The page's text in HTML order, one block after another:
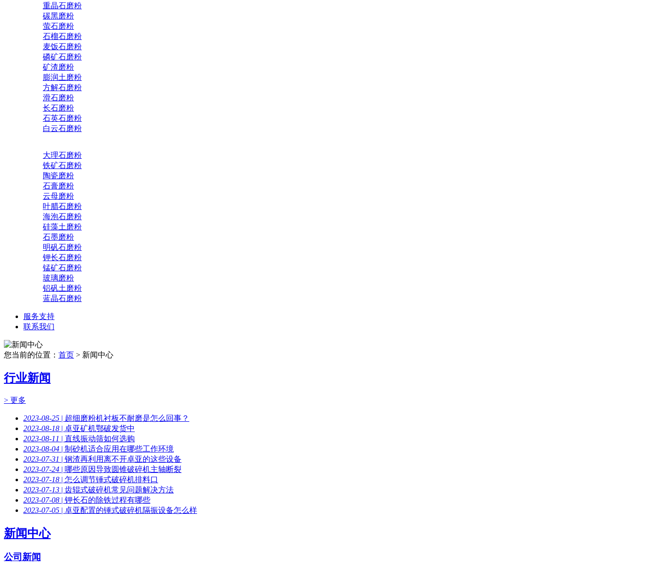
重晶石磨粉
碳黑磨粉
萤石磨粉
石榴石磨粉
麦饭石磨粉
磷矿石磨粉
矿渣磨粉
膨润土磨粉
方解石磨粉
滑石磨粉
长石磨粉
石英石磨粉
白云石磨粉
大理石磨粉
铁矿石磨粉
陶瓷磨粉
石膏磨粉
云母磨粉
叶腊石磨粉
海泡石磨粉
硅藻土磨粉
石墨磨粉
明矾石磨粉
钾长石磨粉
锰矿石磨粉
玻璃磨粉
铝矾土磨粉
蓝晶石磨粉
服务支持
联系我们
您当前的位置： 首页 > 新闻中心
行业新闻
> 更多
2023-08-25 | 超细磨粉机衬板不耐磨是怎么回事？
2023-08-18 | 卓亚矿机鄂破发货中
2023-08-11 | 直线振动筛如何选购
2023-08-04 | 制砂机适合应用在哪些工作环境
2023-07-31 | 钢渣再利用离不开卓亚的这些设备
2023-07-24 | 哪些原因导致圆锥破碎机主轴断裂
2023-07-18 | 怎么调节锤式破碎机排料口
2023-07-13 | 齿辊式破碎机常见问题解决方法
2023-07-08 | 钾长石的除铁过程有哪些
2023-07-05 | 卓亚配置的锤式破碎机隔振设备怎么样
新闻中心
公司新闻